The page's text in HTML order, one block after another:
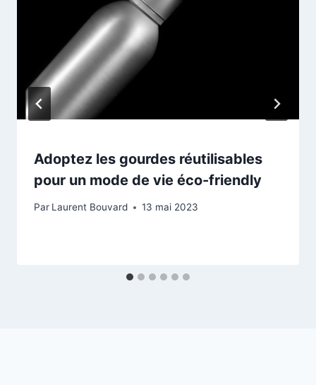
Adoptez les gourdes réutilisables
pour un mode de vie éco-friendly
Par Laurent Bouvard 13 mai 2023